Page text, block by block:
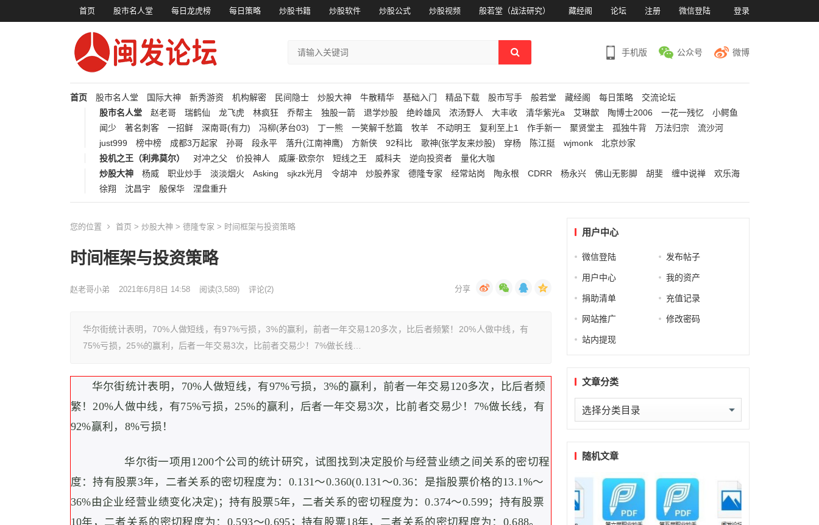
首页 股市名人堂 每日龙虎榜 每日策略 炒股书籍 炒股软件 炒股公式 炒股视频 般若堂（战法研究） 藏经阁 论坛 注册 微信登陆 登录
手机版 公众号 微博
首页 股市名人堂 国际大神 新秀游资 机构解密 民间隐士 炒股大神 牛散精华 基础入门 精品下载 股市写手 般若堂 藏经阁 每日策略
交流论坛
股市名人堂
赵老哥 瑞鹤仙 龙飞虎 林疯狂 乔帮主 独股一箭 退学炒股 绝岭雄风 浓汤野人 大丰收 清华紫光a 艾琳歆 陶博士2006 一花一残忆
小鳄鱼
闻少
著名刺客 一招鲜 深南哥(有力) 冯柳(茅台03) 丁一熊 一笑解千愁篇 牧羊 不动明王 复利至上1 作手新一 聚贤堂主 孤独牛背 万法归宗
流沙河
just999
榜中榜 成都3万起家 孙哥 段永平 落升(江南神鹰) 方新侠 92科比 歌神(张学友来炒股) 穿杨 陈江挺 wjmonk
北京炒家
投机之王（利弗莫尔）
对冲之父 价投神人 威廉·欧奈尔 短线之王 威科夫 逆向投资者
量化大咖
炒股大神
杨威 职业炒手 淡淡烟火 Asking sjkzk光月 令胡冲 炒股养家 德隆专家 经常站岗 陶永根 CDRR 杨永兴 佛山无影脚 胡斐 缠中说禅
欢乐海
徐翔
沈昌宇 殷保华 涅盘重升
您的位置 首页 > 炒股大神 > 德隆专家 > 时间框架与投资策略
时间框架与投资策略
赵老哥小弟 2021年6月8日 14:58 阅读(3,589) 评论(2)
华尔街统计表明，70%人做短线，有97%亏损，3%的赢利，前者一年交易120多次，比后者频繁！20%人做中线，有
75%亏损，25%的赢利，后者一年交易3次，比前者交易少！7%做长线…
华尔街统计表明，70%人做短线，有97%亏损，3%的赢利，前者一年交易120多次，比后者频
繁！20%人做中线，有75%亏损，25%的赢利，后者一年交易3次，比前者交易少！7%做长线，有
92%赢利，8%亏损！
华尔街一项用1200个公司的统计研究，试图找到决定股价与经营业绩之间关系的密切程
度：持有股票3年，二者关系的密切程度为：0.131～0.360(0.131～0.36：是指股票价格的13.1%～
36%由企业经营业绩变化决定)；持有股票5年，二者关系的密切程度为：0.374～0.599；持有股票
10年，二者关系的密切程度为：0.593～0.695；持有股票18年，二者关系的密切程度为：0.688。
用户中心
微信登陆 发布帖子
用户中心 我的资产
捐助清单 充值记录
网站推广 修改密码
站内提现
文章分类
文
章
类随机文章